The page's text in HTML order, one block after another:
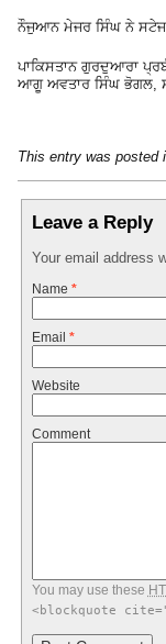
ਨੌਜੁਆਨ ਮੇਜਰ ਸਿੰਘ ਨੇ ਸਟੇਜ
ਪਾਕਿਸਤਾਨ ਗੁਰਦੁਆਰਾ
ਆਗੂ ਅਵਤਾਰ ਸਿੰਘ ਭੋਗਲ,
This entry was posted
Leave a Reply
Your email address
Name *
Email *
Website
Comment
You may use these
<blockquote